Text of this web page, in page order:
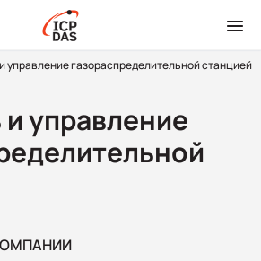
управление газораспределительной станцией
управление